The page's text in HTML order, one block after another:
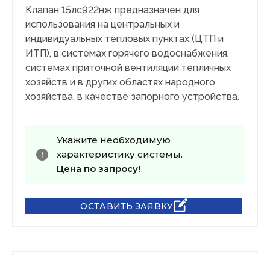
Клапан 15лс922нж предназначен для
использования на центральных и
индивидуальных тепловых пунктах (ЦТП и
ИТП), в системах горячего водоснабжения,
системах приточной вентиляции тепличных
хозяйств и в других областях народного
хозяйства, в качестве запорного устройства.
Укажите необходимую
характеристику системы.
Цена по запросу!
ОСТАВИТЬ ЗАЯВКУ